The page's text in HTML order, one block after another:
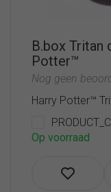
B.box Tritan
Potter™
Nog geen
Harry Potter™
Op voorraad